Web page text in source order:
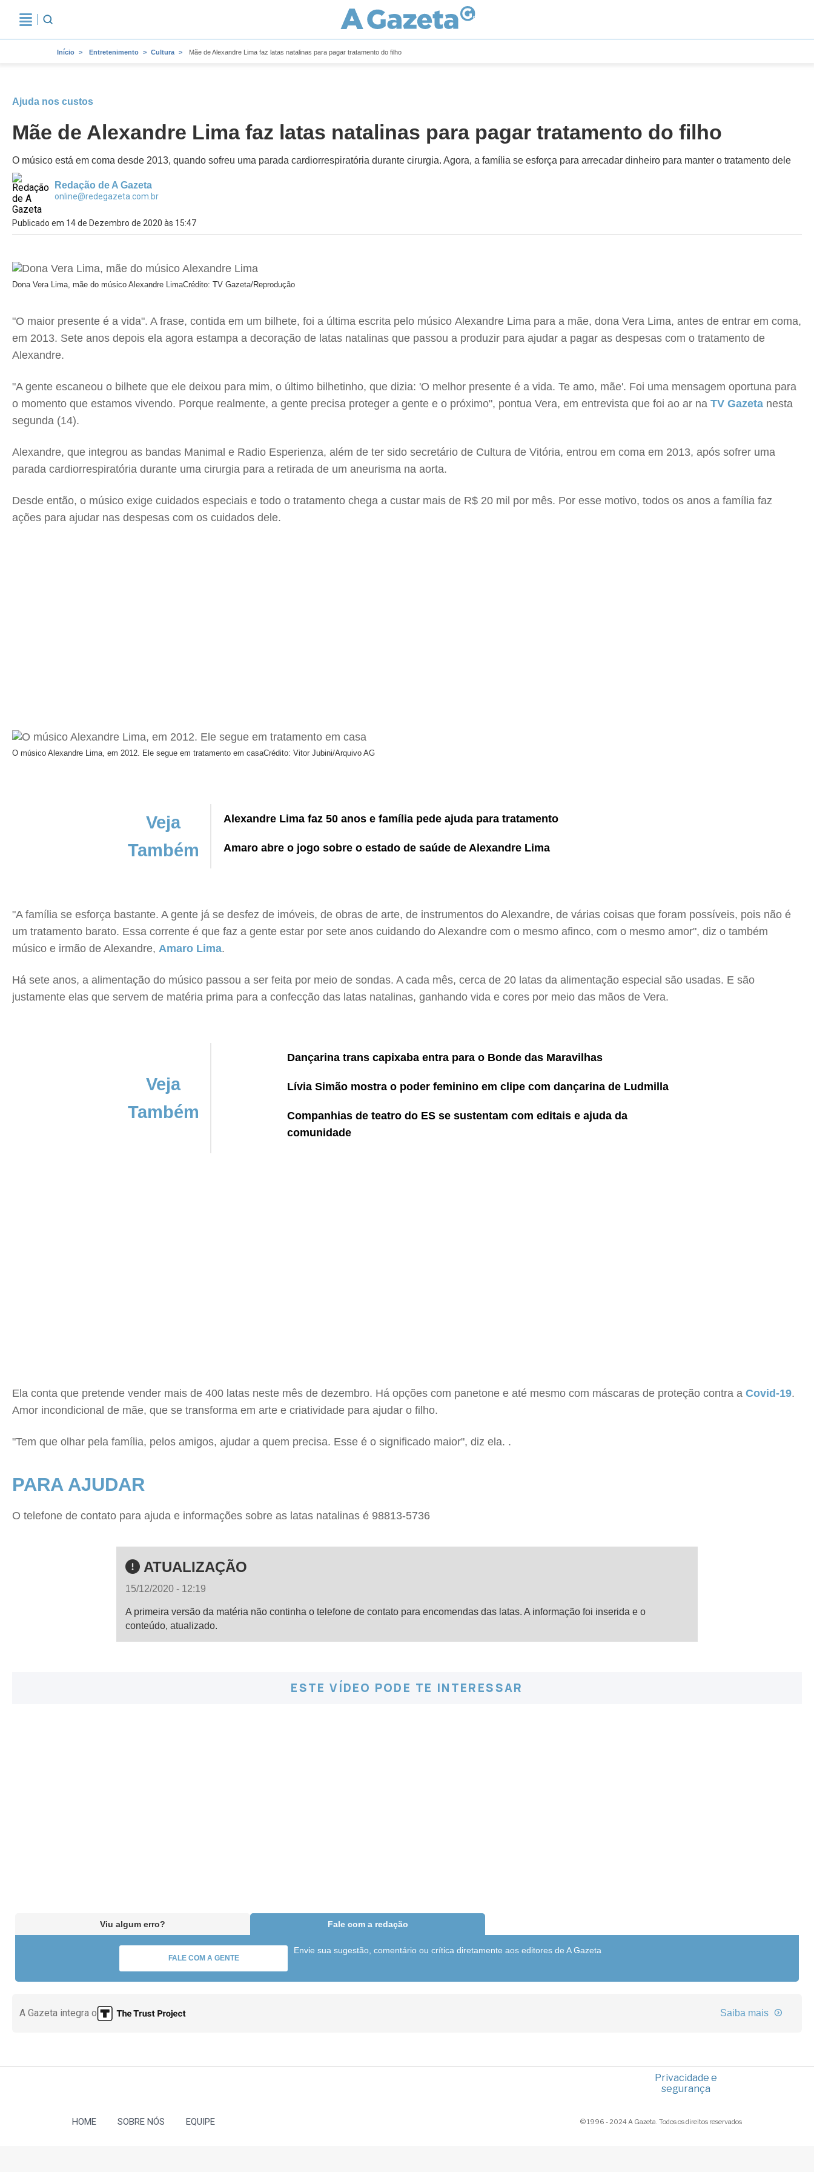
Início Entretenimento Cultura Mãe de Alexandre Lima faz latas natalinas para pagar tratamento do filho
Ajuda nos custos
Mãe de Alexandre Lima faz latas natalinas para pagar tratamento do filho
O músico está em coma desde 2013, quando sofreu uma parada cardiorrespiratória durante cirurgia. Agora, a família se esforça para arrecadar dinheiro para manter o tratamento dele
Redação de A Gazeta
online@redegazeta.com.br
Publicado em 14 de Dezembro de 2020 às 15:47
Dona Vera Lima, mãe do músico Alexandre LimaCrédito: TV Gazeta/Reprodução
"O maior presente é a vida". A frase, contida em um bilhete, foi a última escrita pelo músico Alexandre Lima para a mãe, dona Vera Lima, antes de entrar em coma,
em 2013. Sete anos depois ela agora estampa a decoração de latas natalinas que passou a produzir para ajudar a pagar as despesas com o tratamento de
Alexandre.
"A gente escaneou o bilhete que ele deixou para mim, o último bilhetinho, que dizia: 'O melhor presente é a vida. Te amo, mãe'. Foi uma mensagem oportuna para
o momento que estamos vivendo. Porque realmente, a gente precisa proteger a gente e o próximo", pontua Vera, em entrevista que foi ao ar na TV Gazeta nesta
segunda (14).
Alexandre, que integrou as bandas Manimal e Radio Esperienza, além de ter sido secretário de Cultura de Vitória, entrou em coma em 2013, após sofrer uma
parada cardiorrespiratória durante uma cirurgia para a retirada de um aneurisma na aorta.
Desde então, o músico exige cuidados especiais e todo o tratamento chega a custar mais de R$ 20 mil por mês. Por esse motivo, todos os anos a família faz
ações para ajudar nas despesas com os cuidados dele.
O músico Alexandre Lima, em 2012. Ele segue em tratamento em casaCrédito: Vitor Jubini/Arquivo AG
Veja
Também
Alexandre Lima faz 50 anos e família pede ajuda para tratamento
Amaro abre o jogo sobre o estado de saúde de Alexandre Lima
"A família se esforça bastante. A gente já se desfez de imóveis, de obras de arte, de instrumentos do Alexandre, de várias coisas que foram possíveis, pois não é
um tratamento barato. Essa corrente é que faz a gente estar por sete anos cuidando do Alexandre com o mesmo afinco, com o mesmo amor", diz o também
músico e irmão de Alexandre, Amaro Lima.
Há sete anos, a alimentação do músico passou a ser feita por meio de sondas. A cada mês, cerca de 20 latas da alimentação especial são usadas. E são
justamente elas que servem de matéria prima para a confecção das latas natalinas, ganhando vida e cores por meio das mãos de Vera.
Veja
Também
Dançarina trans capixaba entra para o Bonde das Maravilhas
Lívia Simão mostra o poder feminino em clipe com dançarina de Ludmilla
Companhias de teatro do ES se sustentam com editais e ajuda da
comunidade
Ela conta que pretende vender mais de 400 latas neste mês de dezembro. Há opções com panetone e até mesmo com máscaras de proteção contra a Covid-19.
Amor incondicional de mãe, que se transforma em arte e criatividade para ajudar o filho.
"Tem que olhar pela família, pelos amigos, ajudar a quem precisa. Esse é o significado maior", diz ela. .
PARA AJUDAR
O telefone de contato para ajuda e informações sobre as latas natalinas é 98813-5736
ATUALIZAÇÃO
15/12/2020 - 12:19
A primeira versão da matéria não continha o telefone de contato para encomendas das latas. A informação foi inserida e o
conteúdo, atualizado.
ESTE VÍDEO PODE TE INTERESSAR
Viu algum erro? Fale com a redação
FALE COM A GENTE
Envie sua sugestão, comentário ou crítica diretamente aos editores de A Gazeta
A Gazeta integra o Saiba mais
Privacidade e
segurança
HOME SOBRE NÓS EQUIPE © 1996 - 2024 A Gazeta. Todos os direitos reservados